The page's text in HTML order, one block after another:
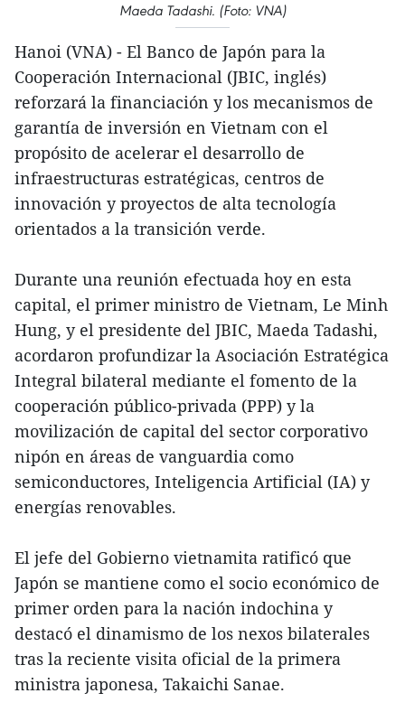
Maeda Tadashi. (Foto: VNA)
Hanoi (VNA) - El Banco de Japón para la
Cooperación Internacional (JBIC, inglés)
reforzará la financiación y los mecanismos de
garantía de inversión en Vietnam con el
propósito de acelerar el desarrollo de
infraestructuras estratégicas, centros de
innovación y proyectos de alta tecnología
orientados a la transición verde.
Durante una reunión efectuada hoy en esta
capital, el primer ministro de Vietnam, Le Minh
Hung, y el presidente del JBIC, Maeda Tadashi,
acordaron profundizar la Asociación Estratégica
Integral bilateral mediante el fomento de la
cooperación público-privada (PPP) y la
movilización de capital del sector corporativo
nipón en áreas de vanguardia como
semiconductores, Inteligencia Artificial (IA) y
energías renovables.
El jefe del Gobierno vietnamita ratificó que
Japón se mantiene como el socio económico de
primer orden para la nación indochina y
destacó el dinamismo de los nexos bilaterales
tras la reciente visita oficial de la primera
ministra japonesa, Takaichi Sanae.